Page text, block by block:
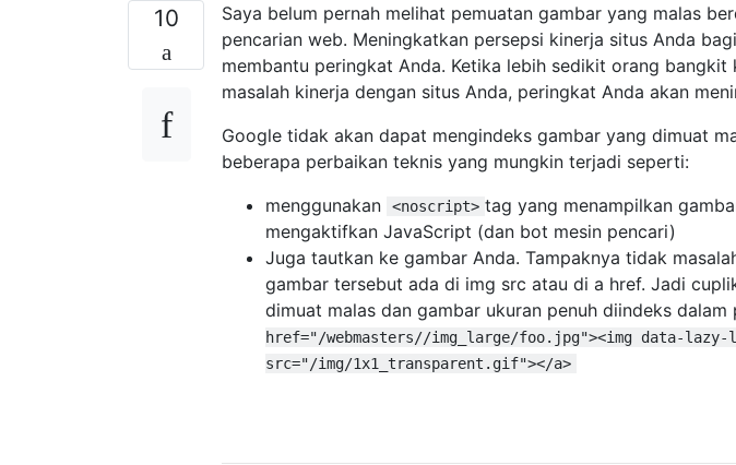
10
Saya belum pernah melihat pemuatan gambar yang malas
pencarian web. Meningkatkan persepsi kinerja situs Anda
membantu peringkat Anda. Ketika lebih sedikit orang bangkit
masalah kinerja dengan situs Anda, peringkat Anda akan
Google tidak akan dapat mengindeks gambar yang dimuat
beberapa perbaikan teknis yang mungkin terjadi seperti:
menggunakan
<noscript> tag yang menampilkan
mengaktifkan JavaScript (dan bot mesin pencari)
Juga tautkan ke gambar Anda. Tampaknya tidak
gambar tersebut ada di img src atau di a href. Jadi
dimuat malas dan gambar ukuran penuh diindeks dalam
href="/webmasters//img_large/foo.jpg"><img data-lazy-
src="/img/1x1_transparent.gif"></a>